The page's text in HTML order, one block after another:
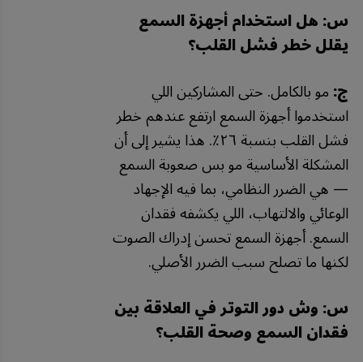
س: هل استخدام أجهزة السمع
يقلل خطر فشل القلب؟
ج:مو بالكامل. حتى المشاركين اللي
استخدموا أجهزة السمع ارتفع عندهم خطر
فشل القلب بنسبة ٢٦٪. هذا يشير إلى أن
المشكلة الأساسية مو بس صعوبة السمع
— هي الضرر النظامي، بما فيه الإجهاد
الوعائي والالتهاب، اللي يكشفه فقدان
السمع. أجهزة السمع تحسن إدراك الصوت
لكنها ما تصلح سبب الضرر الأصلي.
س: وش دور التوتر في العلاقة بين
فقدان السمع وصحة القلب؟